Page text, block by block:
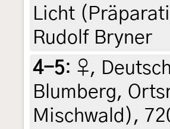
Licht
Rudolf Bryner
4-5: ♀,
Blumberg,
Mischwald),